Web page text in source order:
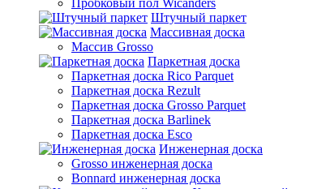
Пробковый пол Wicanders
Штучный паркет
Массивная доска
Массив Grosso
Паркетная доска
Паркетная доска Rico Parquet
Паркетная доска Rezult
Паркетная доска Grosso Parquet
Паркетная доска Barlinek
Паркетная доска Esco
Инженерная доска
Grosso инженерная доска
Bonnard инженерная доска